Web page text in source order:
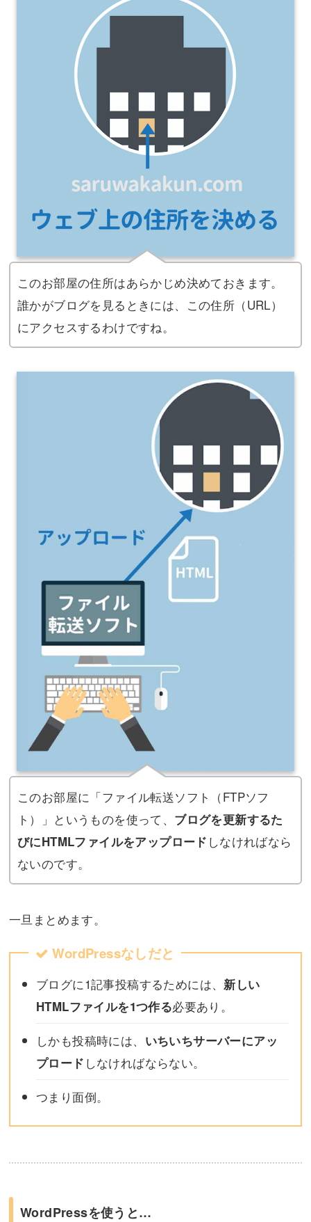
このお部屋の住所はあらかじめ決めておきます。
誰かがブログを見るときには、この住所（URL）
にアクセスするわけですね。
このお部屋に「ファイル転送ソフト（FTPソフ
ト）」というものを使って、 ブログを更新するた
びにHTMLファイルをアップロード しなければなら
ないのです。
一旦まとめます。
WordPressなしだと
ブログに1記事投稿するためには、新しい
HTMLファイルを1つ作る必要あり。
しかも投稿時には、 いちいちサーバーにアッ
プロード しなければならない。
つまり面倒。
WordPressを使うと…